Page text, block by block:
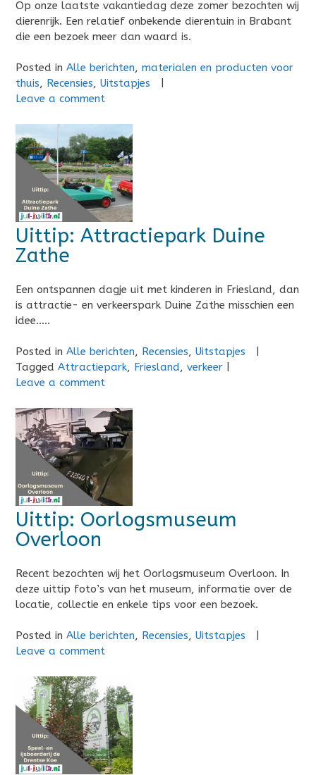
Op onze laatste vakantiedag deze zomer bezochten wij
dierenrijk. Een relatief onbekende dierentuin in Brabant
die een bezoek meer dan waard is.
Posted in Alle berichten, materialen en producten voor
thuis, Recensies, Uitstapjes
Leave a comment
Uittip: Attractiepark Duine
Zathe
Een ontspannen dagje uit met kinderen in Friesland, dan
is attractie- en verkeerspark Duine Zathe misschien een
idee…..
Posted in Alle berichten, Recensies, Uitstapjes
Tagged Attractiepark, Friesland, verkeer
Leave a comment
Uittip: Oorlogsmuseum
Overloon
Recent bezochten wij het Oorlogsmuseum Overloon. In
deze uittip foto’s van het museum, informatie over de
locatie, collectie en enkele tips voor een bezoek.
Posted in Alle berichten, Recensies, Uitstapjes
Leave a comment